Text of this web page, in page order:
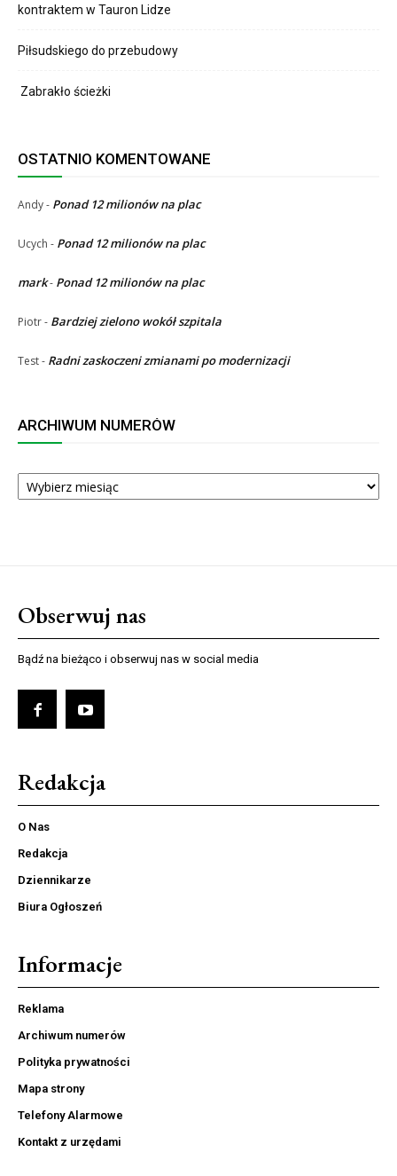
kontraktem w Tauron Lidze
Piłsudskiego do przebudowy
Zabrakło ścieżki
OSTATNIO KOMENTOWANE
Andy- Ponad 12 milionów na plac
Ucych - Ponad 12 milionów na plac
mark- Ponad 12 milionów na plac
Piotr- Bardziej zielono wokół szpitala
Test- Radni zaskoczeni zmianami po modernizacji
ARCHIWUM NUMERÓW
ARCHIWUM
NUMERÓW
Obserwuj nas
Bądź na bieżąco i obserwuj nas w social media
Redakcja
O Nas
Redakcja
Dziennikarze
Biura Ogłoszeń
Informacje
Reklama
Archiwum numerów
Polityka prywatności
Mapa strony
Telefony Alarmowe
Kontakt z urzędami